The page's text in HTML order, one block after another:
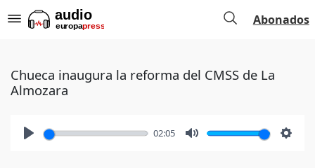
Abonados
Chueca inaugura la reforma del CMSS de La
Almozara
02:05